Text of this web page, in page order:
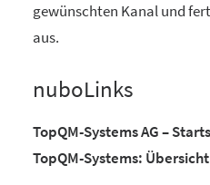
gewünschten Kanal und
aus.
nuboLinks
TopQM-Systems AG –
TopQM-Systems: